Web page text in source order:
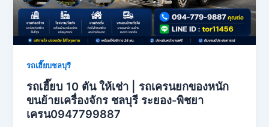
รถเฮี๊ยบชลบุรี
รถเฮี๊ยบ 10 ตัน ให้เช่า | รถเครนยกของหนัก
ขนย้ายเครื่องจักร ชลบุรี ระยอง-พิชยา
เครน0947799887